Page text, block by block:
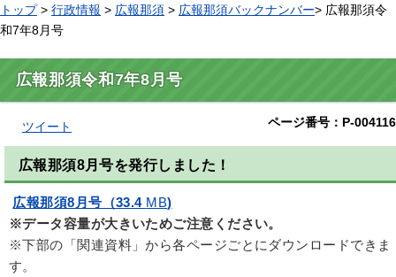
トップ> 行政情報 > 広報那須 > 広報那須バックナンバー> 広報那須令
和7年8月号
広報那須令和7年8月号
ページ番号：P-004116
ツイート
広報那須8月号を発行しました！
広報那須8月号（33.4 MB)
※データ容量が大きいためご注意ください。
※下部の「関連資料」から各ページごとにダウンロードできま
す。